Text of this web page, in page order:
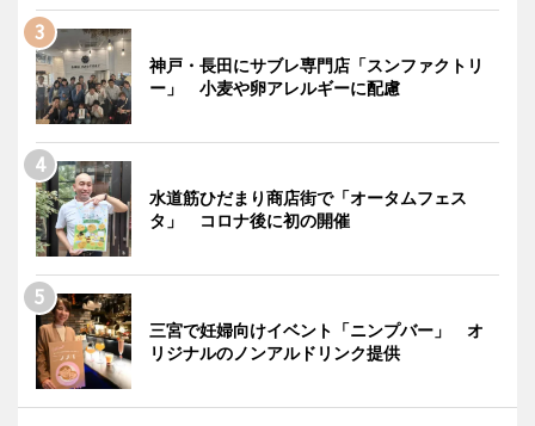
神戸・長田にサブレ専門店「スンファクトリ
ー」 小麦や卵アレルギーに配慮
水道筋ひだまり商店街で「オータムフェス
タ」 コロナ後に初の開催
三宮で妊婦向けイベント「ニンプバー」 オ
リジナルのノンアルドリンク提供